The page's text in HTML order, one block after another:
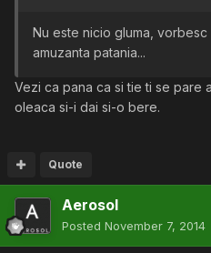
Nu este nicio gluma, vorbesc
amuzanta patania...
Vezi ca pana ca si tie ti se pare
oleaca si-i dai si-o bere.
Quote
Aerosol
Posted November 7, 2014